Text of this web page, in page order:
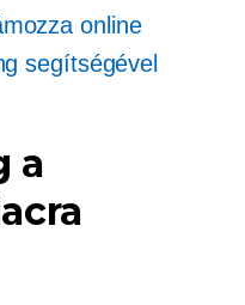
online
segítségével
a